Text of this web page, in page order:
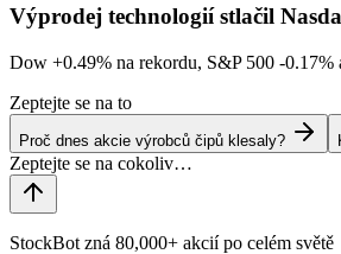
Výprodej technologií stlačil
Dow +0.49% na rekordu, S&P 500 -0.17%
Zeptejte se na to
Proč dnes akcie výrobců čipů klesaly?
StockBot zná 80,000+ akcií po celém světě